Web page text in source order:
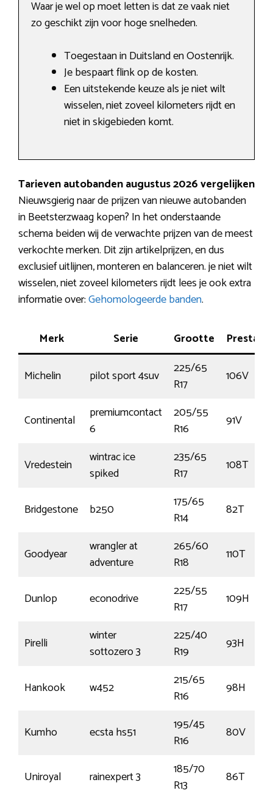
Waar je wel op moet letten is dat ze vaak niet
zo geschikt zijn voor hoge snelheden.
Toegestaan in Duitsland en Oostenrijk.
Je bespaart flink op de kosten.
Een uitstekende keuze als je niet wilt
wisselen, niet zoveel kilometers rijdt en
niet in skigebieden komt.
Tarieven autobanden augustus 2026 vergelijken
Nieuwsgierig naar de prijzen van nieuwe autobanden
in Beetsterzwaag kopen? In het onderstaande
schema beiden wij de verwachte prijzen van de meest
verkochte merken. Dit zijn artikelprijzen, en dus
exclusief uitlijnen, monteren en balanceren. je niet wilt
wisselen, niet zoveel kilometers rijdt lees je ook extra
informatie over:Gehomologeerde banden.
Merk Serie Grootte Prestatie
Michelin pilot sport 4suv
225/65
R17
106V
Continental
premiumcontact
6
205/55
R16
91V
Vredestein
wintrac ice
spiked
235/65
R17
108T
Bridgestone b250
175/65
R14
82T
Goodyear
wrangler at
adventure
265/60
R18
110T
Dunlop econodrive
225/55
R17
109H
Pirelli
winter
sottozero 3
225/40
R19
93H
Hankook w452
215/65
R16
98H
Kumho ecsta hs51
195/45
R16
80V
Uniroyal rainexpert 3
185/70
R13
86T